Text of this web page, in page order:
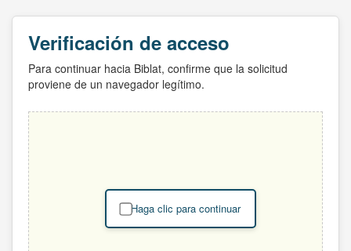
Verificación de acceso
Para continuar hacia Biblat, confirme que la solicitud
proviene de un navegador legítimo.
Haga clic para continuar